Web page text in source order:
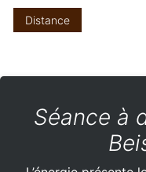
Distance
Séance à